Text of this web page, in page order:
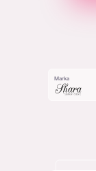
Marka